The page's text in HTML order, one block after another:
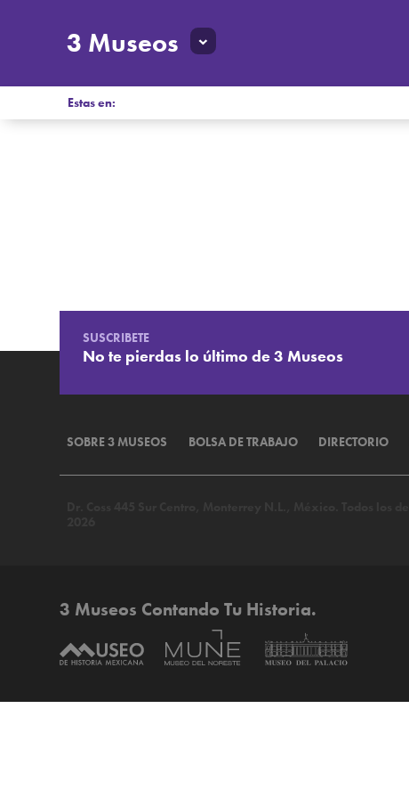
3 Museos
Estas en:
SUSCRIBETE
No te pierdas lo último de 3 Museos
SOBRE 3 MUSEOS BOLSA DE TRABAJO DIRECTORIO
3 Museos Contando Tu Historia.